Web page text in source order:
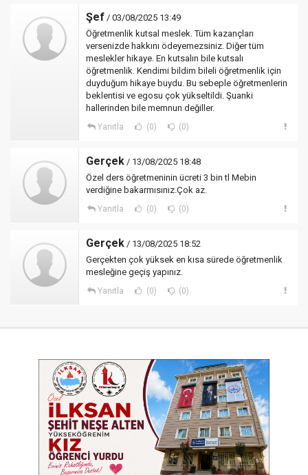
Şef / 03/08/2025 13:49
Öğretmenlik kutsal meslek. Tüm kazançları
versenizde hakkını ödeyemezsiniz. Diğer tüm
meslekler hikaye. En kutsalın bile kutsalı
öğretmenlik. Kendimi bildim bileli öğretmenlik için
duyduğum hikaye buydu. Bu sebeple öğretmenlerin
beklentisi ve egosu çok yükseltildi. Şuanki
hallerinden bile memnun değiller.
Yanıtla (0) (0)
Gerçek / 13/08/2025 18:48
Özel ders öğretmeninin ücreti 3 bin tl Mebin
verdiğine bakarmısınız.Çok az.
Yanıtla (0) (0)
Gerçek / 13/08/2025 18:52
Gerçekten çok yüksek en kısa sürede öğretmenlik
mesleğine geçiş yapınız.
Yanıtla (0) (0)